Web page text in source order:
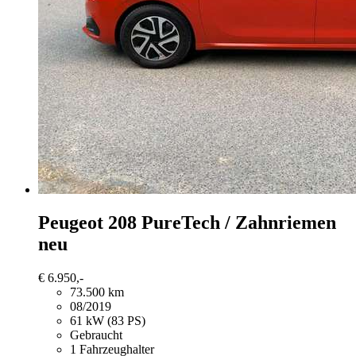
Peugeot 208 PureTech / Zahnriemen
neu
€ 6.950,-
73.500 km
08/2019
61 kW (83 PS)
Gebraucht
1 Fahrzeughalter